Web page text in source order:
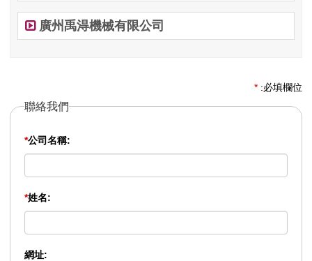
廣州禹淂機械有限公司
* :必填欄位
聯絡我們
*公司名稱:
*姓名:
網址: